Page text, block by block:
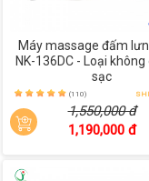
Máy massage đấm
NK-136DC - Loại không
sạc
(110)
1,550,000 đ
1,190,000 đ